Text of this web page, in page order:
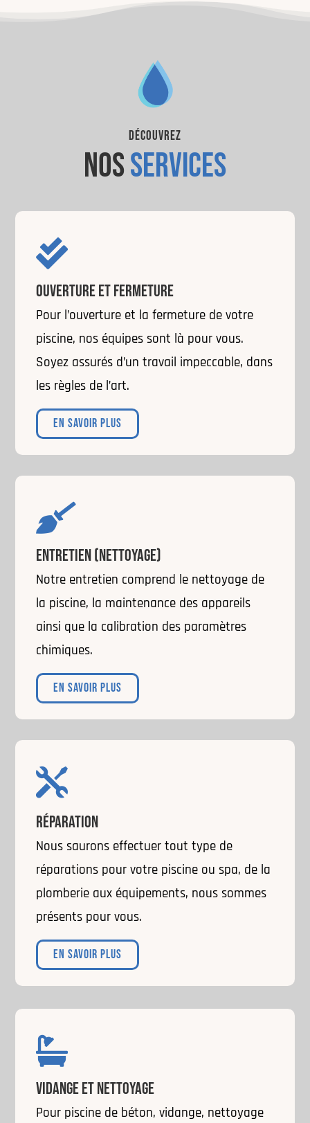
découvrez
nosservices

OUVERTURE ET FERMETURE
Pour l’ouverture et la fermeture de votre
piscine, nos équipes sont là pour vous.
Soyez assurés d’un travail impeccable, dans
les règles de l’art.
EN SAVOIR PLUS

ENTRETIEN (NETTOYAGE)
Notre entretien comprend le nettoyage de
la piscine, la maintenance des appareils
ainsi que la calibration des paramètres
chimiques.
EN SAVOIR PLUS

RÉPARATION
Nous saurons effectuer tout type de
réparations pour votre piscine ou spa, de la
plomberie aux équipements, nous sommes
présents pour vous.
EN SAVOIR PLUS

VIDANGE ET NETTOYAGE
Pour piscine de béton, vidange, nettoyage